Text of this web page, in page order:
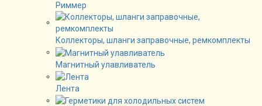
Риммер
Коллекторы, шланги заправочные, ремкомплекты
Магнитный улавливатель
Лента